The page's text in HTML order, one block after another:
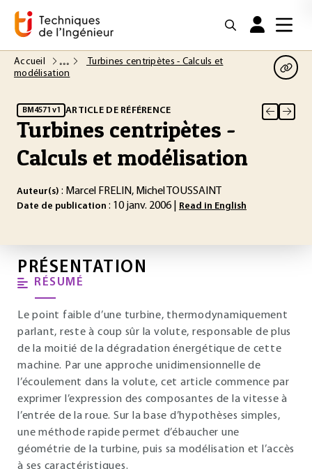
Accueil
Turbines centripètes - Calculs et
modélisation
BM4571 v1 ARTICLE DE RÉFÉRENCE
Turbines centripètes -
Calculs et modélisation
Auteur(s) : Marcel FRELIN, Michel TOUSSAINT
Date de publication : 10 janv. 2006 | Read in English
PRÉSENTATION
RÉSUMÉ
Le point faible d’une turbine, thermodynamiquement
parlant, reste à coup sûr la volute, responsable de plus
de la moitié de la dégradation énergétique de cette
machine. Par une approche unidimensionnelle de
l’écoulement dans la volute, cet article commence par
exprimer l’expression des composantes de la vitesse à
l’entrée de la roue. Sur la base d’hypothèses simples,
une méthode rapide permet d’ébaucher une
géométrie de la turbine, puis sa modélisation et l’accès
à ses caractéristiques.